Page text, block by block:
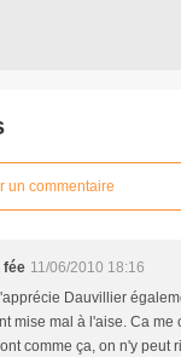
un commentaire
fée 11/06/2010 18:16
Dauvillier
mise mal à l'aise. Ca me
comme ça, on n'y peut